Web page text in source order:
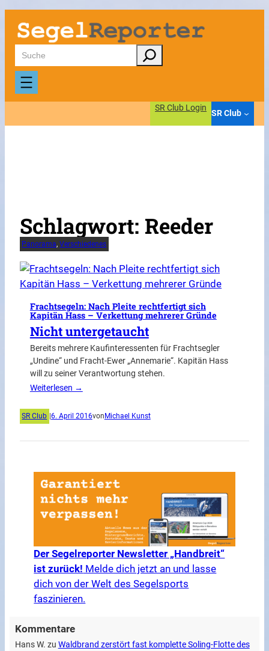
Zum
Inhalt
springen
Suchen
SR Club Login
SR Club
Schlagwort: Reeder
Panorama, Verschiedenes
Frachtsegeln: Nach Pleite rechtfertigt sich
Kapitän Hass – Verkettung mehrerer Gründe
Nicht untergetaucht
Bereits mehrere Kaufinteressenten für Frachtsegler
„Undine“ und Fracht-Ewer „Annemarie“. Kapitän Hass
will zu seiner Verantwortung stehen.
Weiterlesen →
SR Club 6. April 2016von Michael Kunst
Der Segelreporter Newsletter „Handbreit“
ist zurück! Melde dich jetzt an und lasse
dich von der Welt des Segelsports
faszinieren.
Kommentare
Hans W. zu Waldbrand zerstört fast komplette Soling-Flotte des